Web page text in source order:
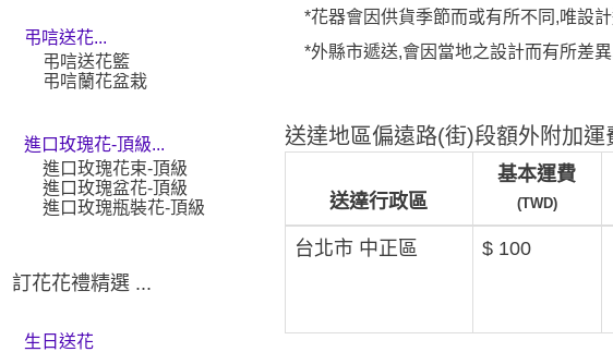
弔唁送花...
弔唁送花籃
弔唁蘭花盆栽
進口玫瑰花-頂級...
進口玫瑰花束-頂級
進口玫瑰盆花-頂級
進口玫瑰瓶裝花-頂級
訂花花禮精選 ...
生日送花
*花器會因供貨季節而或有所不同,唯設
*外縣市遞送,會因當地之設計而有所差
送達地區偏遠路(街)段額外附加運
送達行政區
基本運費
(TWD)
台北市 中正區 $ 100